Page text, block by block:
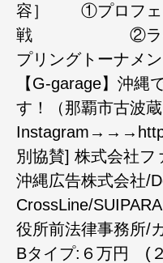
容］ ①プロフェ
戦 ②ライト級
プリングトーナメ
【G-garage】沖縄
す！（那覇市古波蔵
別協賛] 株式会社フ
沖縄広告株式会社/
CrossLine/
役所前法律事務所/
Bタイプ:６万円